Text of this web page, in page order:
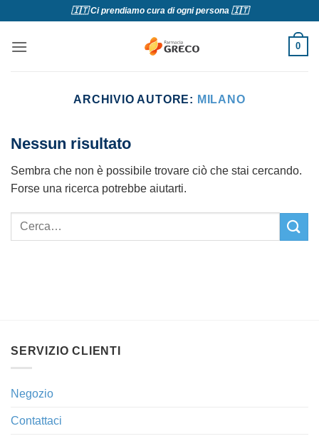
contenuti
🇮🇹 Ci prendiamo cura di ogni persona 🇮🇹
0
ARCHIVIO AUTORE: MILANO
Nessun risultato
Sembra che non è possibile trovare ciò che stai cercando.
Forse una ricerca potrebbe aiutarti.
SERVIZIO CLIENTI
Negozio
Contattaci